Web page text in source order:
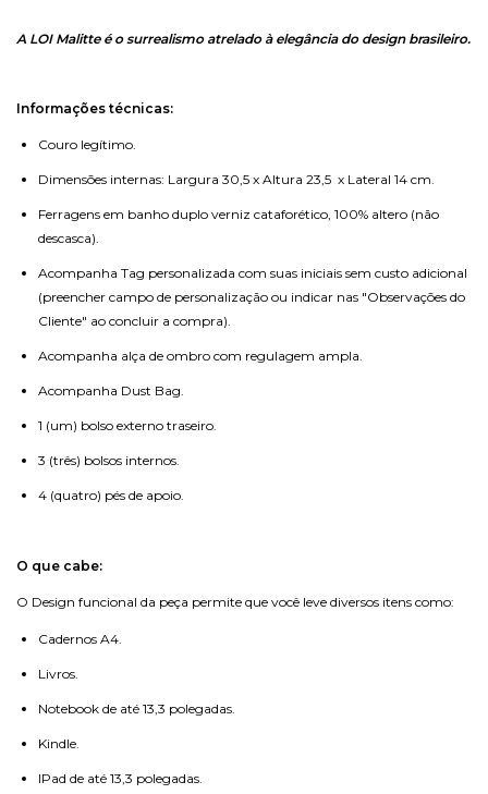
A LOI Malitte é o surrealismo atrelado à elegância do design brasileiro.
Informações técnicas:
Couro legítimo.
Dimensões internas: Largura 30,5 x Altura 23,5 x Lateral 14 cm.
Ferragens em banho duplo verniz cataforético, 100% altero (não
descasca).
Acompanha Tag personalizada com suas iniciais sem custo adicional
(preencher campo de personalização ou indicar nas "Observações do
Cliente" ao concluir a compra).
Acompanha alça de ombro com regulagem ampla.
Acompanha Dust Bag.
1 (um) bolso externo traseiro.
3 (três) bolsos internos.
4 (quatro) pés de apoio.
O que cabe:
O Design funcional da peça permite que você leve diversos itens como:
Cadernos A4.
Livros.
Notebook de até 13,3 polegadas.
Kindle.
IPad de até 13,3 polegadas.